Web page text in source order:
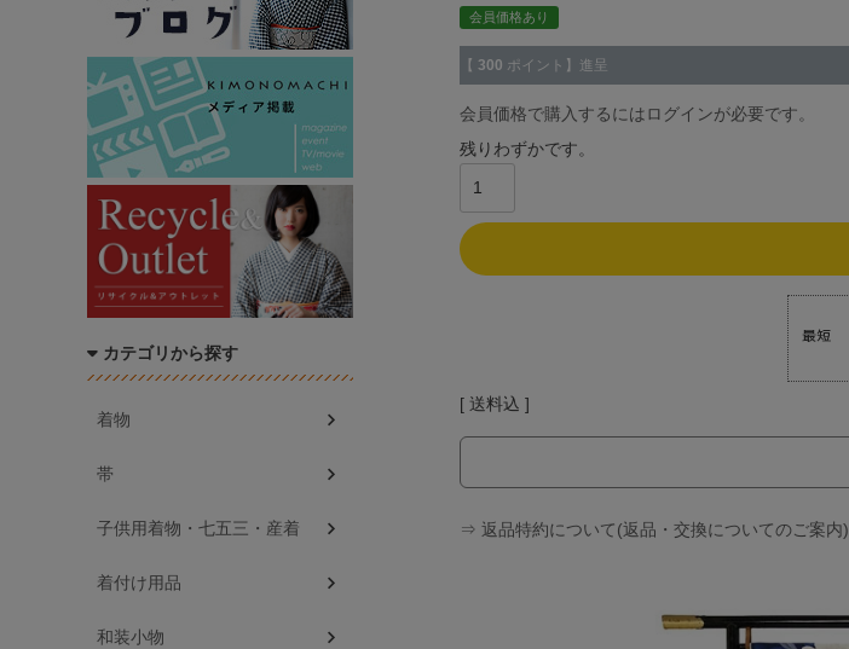
会員価格あり
【 300 ポイント】進呈
会員価格で購入するにはログインが必要です。
残りわずかです。
送料込
⇒ 返品特約について(返品・交換についてのご案内)
カテゴリから探す
着物
帯
子供用着物・七五三・産着
着付け用品
和装小物